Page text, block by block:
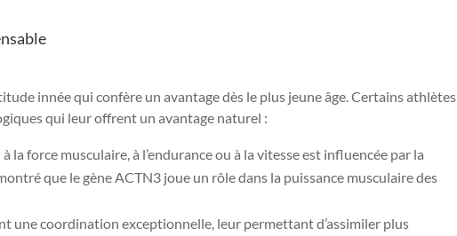
innée qui confère un avantage dès le plus jeune âge. Certains athlètes
qui leur offrent un avantage naturel :
la force musculaire, à l’endurance ou à la vitesse est influencée par la
que le gène ACTN3 joue un rôle dans la puissance musculaire des
une coordination exceptionnelle, leur permettant d’assimiler plus